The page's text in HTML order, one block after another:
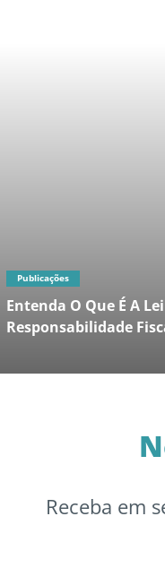
Publicações
Entenda O Que É A
Responsabilidade
Receba em